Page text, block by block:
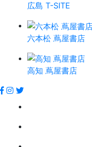
広島 T-SITE
六本松 蔦屋書店
高知 蔦屋書店